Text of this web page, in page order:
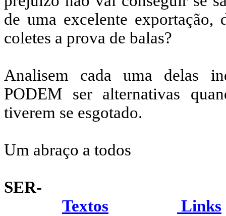
de uma excelente exportação,
coletes a prova de balas?
Analisem cada uma delas
PODEM ser alternativas
tiverem se esgotado.
Um abraço a todos
SER-
Textos
Links